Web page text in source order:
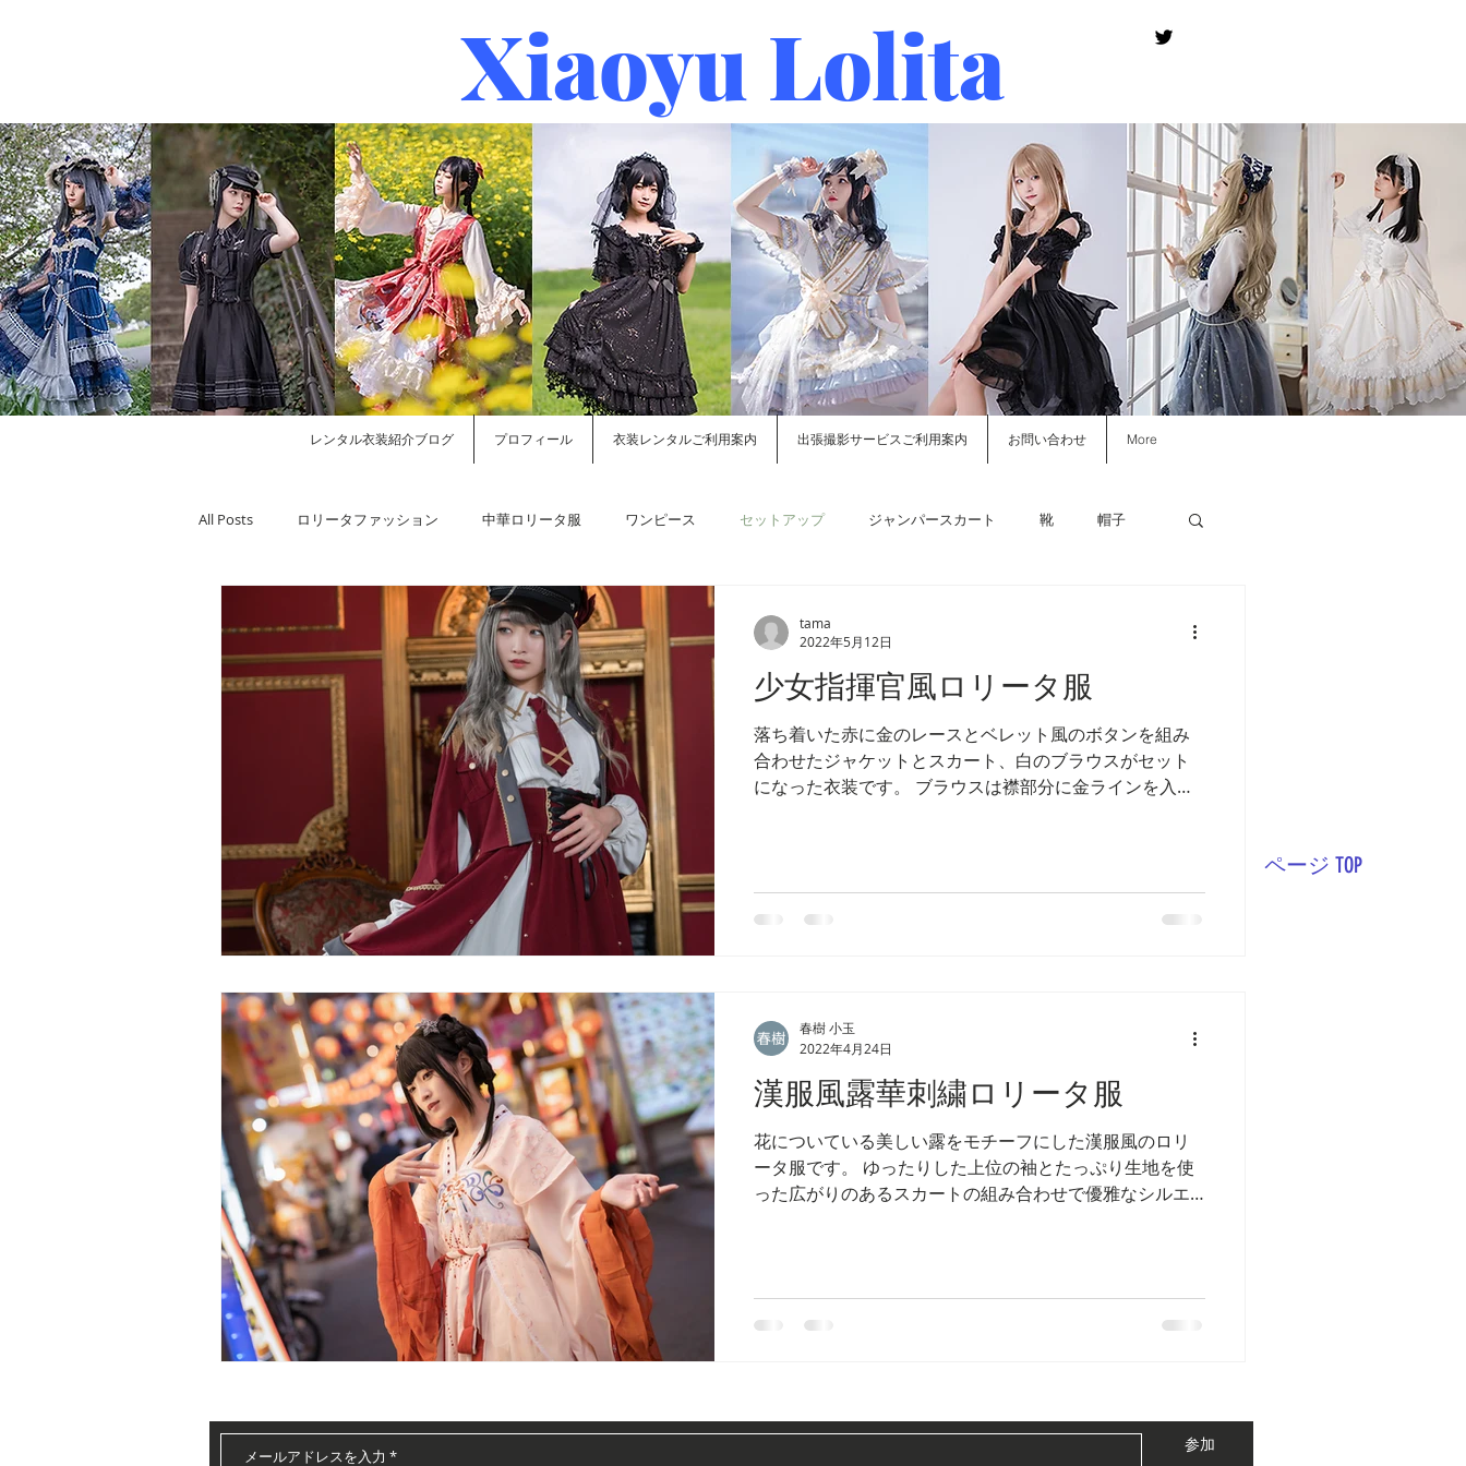
Xiaoyu Lolita
ページ TOP
レンタル衣装紹介ブログ プロフィール 衣装レンタルご利用案内 出張撮影サービスご利用案内 お問い合わせ More
All Posts ロリータファッション 中華ロリータ服 ワンピース セットアップ ジャンパースカート 靴 帽子
Sサイズ ロリータ小物
少女指揮官風ロリータ服
落ち着いた赤に金のレースとベレット風のボタンを組み
合わせたジャケットとスカート、白のブラウスがセット
になった衣装です。 ブラウスは襟部分に金ラインを入
tama
2022年5月12日
漢服風露華刺繍ロリータ服
花についている美しい露をモチーフにした漢服風のロリ
ータ服です。 ゆったりした上位の袖とたっぷり生地を使
った広がりのあるスカートの組み合わせで優雅なシルエ
春樹 小玉
2022年4月24日
参加